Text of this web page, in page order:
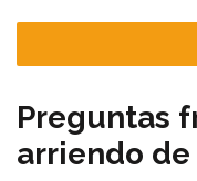
Preguntas
arriendo